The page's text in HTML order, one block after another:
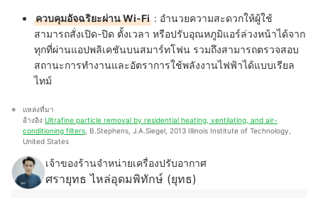
ควบคุมอัจฉริยะผ่าน Wi-Fi : อำนวยความสะดวกให้ผู้ใช้
สามารถสั่งเปิด-ปิด ตั้งเวลา หรือปรับอุณหภูมิแอร์ล่วงหน้าได้จาก
ทุกที่ผ่านแอปพลิเคชันบนสมาร์ทโฟน รวมถึงสามารถตรวจสอบ
สถานะการทำงานและอัตราการใช้พลังงานไฟฟ้าได้แบบเรียล
ไทม์
แหล่งที่มา
อ้างอิง Ultrafine particle removal by residential heating, ventilating, and air-
conditioning filters , B.Stephens, J.A.Siegel, 2013 Illinois Institute of Technology,
United States
เจ้าของร้านจำหน่ายเครื่องปรับอากาศ
ศรายุทธ ไหล่อุดมพิทักษ์ (ยุทธ)